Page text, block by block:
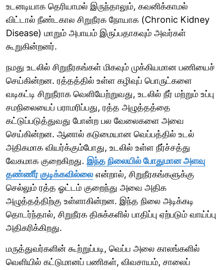
உடனடியாக தெரியாமல் இருந்தாலும், கவனிக்காமல்
விட்டால் நீண்டகால சிறுநீரக நோயாக (Chronic Kidney
Disease) மாறும் அபாயம் இருப்பதாகவும் அவர்கள்
கூறுகின்றனர்.
நமது உடலில் சிறுநீரகங்கள் மிகவும் முக்கியமான பணியைச்
செய்கின்றன. ரத்தத்தில் உள்ள கழிவுப் பொருட்களை
வடிகட்டி சிறுநீராக வெளியேற்றுவது, உடலில் நீர் மற்றும் உப்பு
சமநிலையைப் பராமரிப்பது, ரத்த அழுத்தத்தை
கட்டுப்படுத்துவது போன்ற பல வேலைகளை அவை
செய்கின்றன. ஆனால் கடுமையான வெப்பத்தில் உடல்
அதிகமாக வியர்க்கும்போது, உடலில் உள்ள நீர்ச்சத்து
வேகமாக குறைகிறது. இந்த நிலையில் போதுமான அளவு
தண்ணீர் குடிக்கவில்லை என்றால், சிறுநீரகங்களுக்கு
செல்லும் ரத்த ஓட்டம் குறைந்து அவை அதிக
அழுத்தத்திற்கு உள்ளாகின்றன. இந்த நிலை அடிக்கடி
தொடர்ந்தால், சிறுநீரக திசுக்களில் பாதிப்பு ஏற்படும் வாய்ப்பு
அதிகரிக்கிறது.
மருத்துவர்களின் கூற்றுப்படி, வெப்ப அலை காலங்களில்
வெளியில் கட்டுமானப் பணிகள், விவசாயம், சாலைப்